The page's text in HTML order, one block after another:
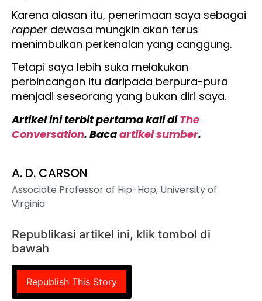
Karena alasan itu, penerimaan saya sebagai
rapper dewasa mungkin akan terus
menimbulkan perkenalan yang canggung.
Tetapi saya lebih suka melakukan
perbincangan itu daripada berpura-pura
menjadi seseorang yang bukan diri saya.
Artikel ini terbit pertama kali diThe
Conversation. Bacaartikel sumber.
A. D. CARSON
Associate Professor of Hip-Hop, University of
Virginia
Republikasi artikel ini, klik tombol di
bawah
Republish This Story